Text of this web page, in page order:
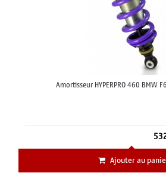
Amortisseur HYPERPRO 460 BMW
Ajouter au